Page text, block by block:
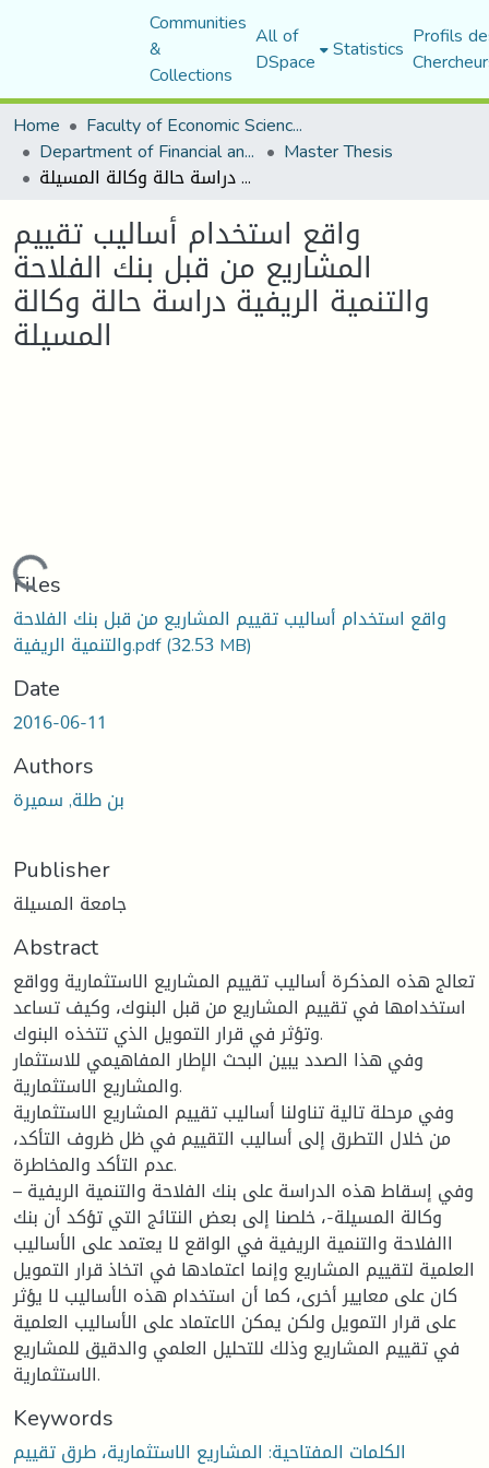
Communities
&
Collections
All of
DSpace Statistics Profils
Home
Faculty of Economic Sciences, Commerce and Management Sciences
Department of Financial and Accounting Sciences Master Thesis
واقع استخدام أساليب تقييم المشاريع من قبل بنك الفلاحة والتنمية الريفية دراسة حالة وكالة المسيلة
واقع استخدام أساليب تقييم
المشاريع من قبل بنك الفلاحة
والتنمية الريفية دراسة حالة وكالة
المسيلة
Loading...
Files
واقع استخدام أساليب تقييم المشاريع من قبل بنك الفلاحة
والتنمية الريفية.pdf(32.53 MB)
Date
2016-06-11
Authors
بن طلة, سميرة
Publisher
جامعة المسيلة
Abstract
تعالج هذه المذكرة أساليب تقييم المشاريع الاستثمارية وواقع
استخدامها في تقييم المشاريع من قبل البنوك، وكيف تساعد
وتؤثر في قرار التمويل الذي تتخذه البنوك.
وفي هذا الصدد يبين البحث الإطار المفاهيمي للاستثمار
والمشاريع الاستثمارية.
وفي مرحلة تالية تناولنا أساليب تقييم المشاريع الاستثمارية
من خلال التطرق إلى أساليب التقييم في ظل ظروف التأكد،
عدم التأكد والمخاطرة.
وفي إسقاط هذه الدراسة على بنك الفلاحة والتنمية الريفية –
وكالة المسيلة-، خلصنا إلى بعض النتائج التي تؤكد أن بنك
االفلاحة والتنمية الريفية في الواقع لا يعتمد على الأساليب
العلمية لتقييم المشاريع وإنما اعتمادها في اتخاذ قرار التمويل
كان على معايير أخرى، كما أن استخدام هذه الأساليب لا يؤثر
على قرار التمويل ولكن يمكن الاعتماد على الأساليب العلمية
في تقييم المشاريع وذلك للتحليل العلمي والدقيق للمشاريع
الاستثمارية.
Keywords
الكلمات المفتاحية: المشاريع الاستثمارية، طرق تقييم